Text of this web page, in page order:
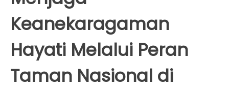
Keanekaragaman
Hayati Melalui Peran
Taman Nasional di